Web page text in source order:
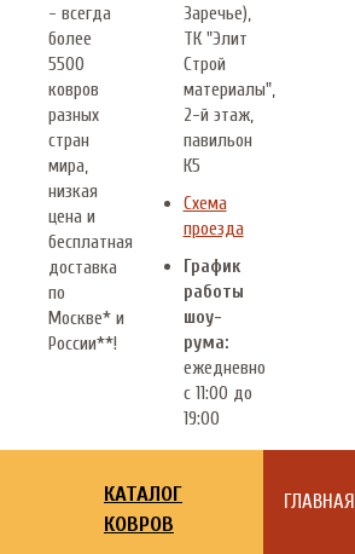
- всегда
более
5500
ковров
разных
стран
мира,
низкая
цена и
бесплатная
доставка
по
Москве* и
России**!
Заречье),
ТК "Элит
Строй
материалы",
2-й этаж,
павильон
К5
Схема
проезда
График
работы
шоу-
рума:
ежедневно
с 11:00 до
19:00
КАТАЛОГ
КОВРОВ
ГЛАВНАЯ